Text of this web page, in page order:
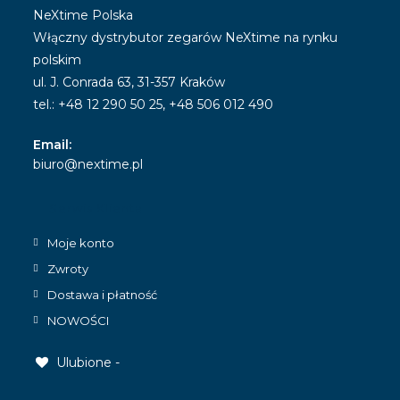
NeXtime Polska
Włączny dystrybutor zegarów NeXtime na rynku
polskim
ul. J. Conrada 63, 31-357 Kraków
tel.: +48 12 290 50 25, +48 506 012 490
Email:
biuro@nextime.pl
Moje konto
Zwroty
Dostawa i płatność
NOWOŚCI
Ulubione -